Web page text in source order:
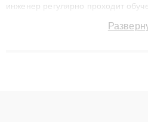
инженер регулярно проходит
восстанавливать технику с